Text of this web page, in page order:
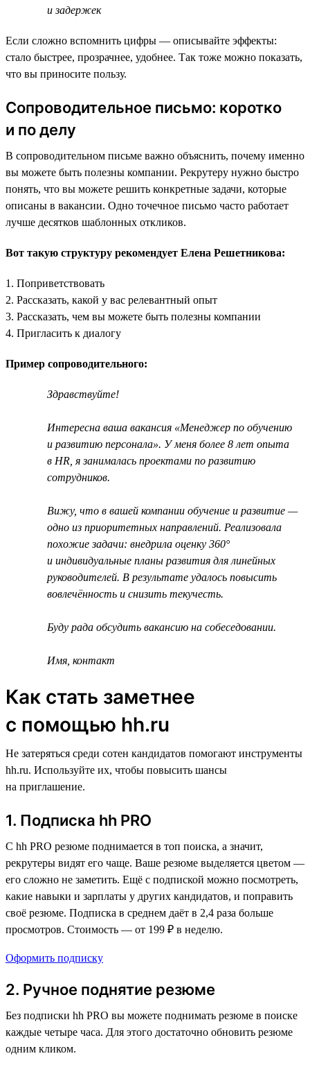
и задержек
Если сложно вспомнить цифры — описывайте эффекты:
стало быстрее, прозрачнее, удобнее. Так тоже можно показать,
что вы приносите пользу.
Сопроводительное письмо: коротко
и по делу
В сопроводительном письме важно объяснить, почему именно
вы можете быть полезны компании. Рекрутеру нужно быстро
понять, что вы можете решить конкретные задачи, которые
описаны в вакансии. Одно точечное письмо часто работает
лучше десятков шаблонных откликов.
Вот такую структуру рекомендует Елена Решетникова:
1. Поприветствовать
2. Рассказать, какой у вас релевантный опыт
3. Рассказать, чем вы можете быть полезны компании
4. Пригласить к диалогу
Пример сопроводительного:
Здравствуйте!
Интересна ваша вакансия «Менеджер по обучению
и развитию персонала». У меня более 8 лет опыта
в HR, я занималась проектами по развитию
сотрудников.
Вижу, что в вашей компании обучение и развитие —
одно из приоритетных направлений. Реализовала
похожие задачи: внедрила оценку 360°
и индивидуальные планы развития для линейных
руководителей. В результате удалось повысить
вовлечённость и снизить текучесть.
Буду рада обсудить вакансию на собеседовании.
Имя, контакт
Как стать заметнее
с помощью hh.ru
Не затеряться среди сотен кандидатов помогают инструменты
hh.ru. Используйте их, чтобы повысить шансы
на приглашение.
1. Подписка hh PRO
С hh PRO резюме поднимается в топ поиска, а значит,
рекрутеры видят его чаще. Ваше резюме выделяется цветом —
его сложно не заметить. Ещё с подпиской можно посмотреть,
какие навыки и зарплаты у других кандидатов, и поправить
своё резюме. Подписка в среднем даёт в 2,4 раза больше
просмотров. Стоимость — от 199 ₽ в неделю.
Оформить подписку
2. Ручное поднятие резюме
Без подписки hh PRO вы можете поднимать резюме в поиске
каждые четыре часа. Для этого достаточно обновить резюме
одним кликом.